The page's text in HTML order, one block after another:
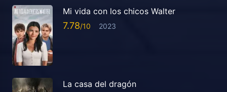
Mi vida con los chicos Walter
7.78 2023
La casa del dragón